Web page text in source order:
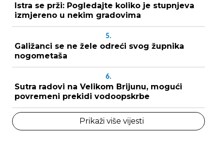
Istra se prži: Pogledajte koliko je stupnjeva
izmjereno u nekim gradovima
5.
Galižanci se ne žele odreći svog župnika
nogometaša
6.
Sutra radovi na Velikom Brijunu, mogući
povremeni prekidi vodoopskrbe
Prikaži više vijesti